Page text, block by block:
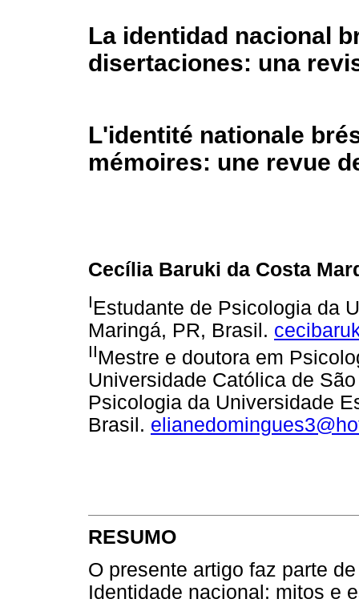
La identidad nacional
disertaciones: una
L'identité nationale
mémoires: une revue
Cecília Baruki da Costa
IEstudante de Psicologia da
Maringá, PR, Brasil.
IIMestre e doutora em
Universidade Católica de
Psicologia da Universidade
Brasil.
RESUMO
O presente artigo faz parte
Identidade nacional: mitos e